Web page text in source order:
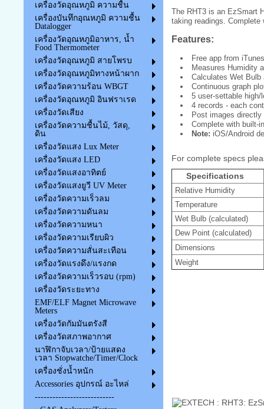
เครื่องวัดอุณหภูมิ ความชื้น
เครื่องบันทึกอุณหภูมิ ความชื้น
Datalogger
เครื่องวัดอุณหภูมิอาหาร, น้ำ
Food Thermometer
เครื่องวัดอุณหภูมิ สายโพรบ
เครื่องวัดอุณหภูมิทางหน้าผาก
เครื่องวัดความร้อน WBGT
เครื่องวัดอุณหภูมิ อินฟราเรด
เครื่องวัดเสียง
เครื่องวัดความชื้นไม้, วัสดุ,
ดิน
เครื่องวัดแสง Lux Meter
เครื่องวัดแสง LED
เครื่องวัดแสงอาทิตย์
เครื่องวัดแสงยูวี UV Meter
เครื่องวัดความเร็วลม
เครื่องวัดความดันลม
เครื่องวัดความหนา
เครื่องวัดความเรียบผิว
เครื่องวัดความสั่นสะเทือน
เครื่องวัดแรงดึง/แรงกด
เครื่องวัดความเร็วรอบ (rpm)
เครื่องวัดระยะทาง
EMF/ELF Magnet Microwave
Meters
เครื่องวัดกัมมันตรังสี
เครื่องวัดสภาพอากาศ
นาฬิกาจับเวลา/ป้ายแสดง
เวลา Stopwatche/Timer/Clock
เครื่องชั่งน้ำหนัก
Accessories อุปกรณ์ อะไหล่
---------------------------
The RHT3 is an EzSmart
taking readings.
Features:
Free app from
Measures Humidity
Calculates Wet Bulb
Continuous graph
5 user-settable high/
4 records - each
Post images
Complete with built-
Note: iOS/Android
For complete specs
Specifications
Relative Humidity
Temperature
Wet Bulb (calculated)
Dew Point (calculated)
Dimensions
Weight